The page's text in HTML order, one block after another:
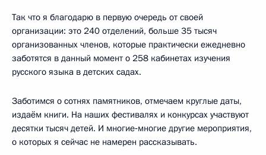
Так что я благодарю в первую очередь от своей
организации: это 240 отделений, больше 35 тысяч
организованных членов, которые практически ежедневно
заботятся в данный момент о 258 кабинетах изучения
русского языка в детских садах.
Заботимся о сотнях памятников, отмечаем круглые даты,
издаём книги. На наших фестивалях и конкурсах участвуют
десятки тысяч детей. И многие‑многие другие мероприятия,
о которых я сейчас не намерен рассказывать.